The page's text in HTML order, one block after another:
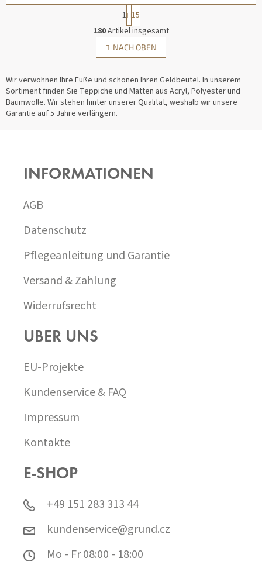
S
T
E
U
R
E
L
E
D
E
P
N
I
E
1 15
180Artikel insgesamt
NACH OBEN
Wir verwöhnen Ihre Füße und schonen Ihren Geldbeutel. In unserem
Sortiment finden Sie Teppiche und Matten aus Acryl, Polyester und
Baumwolle. Wir stehen hinter unserer Qualität, weshalb wir unsere
Garantie auf 5 Jahre verlängern.
INFORMATIONEN
AGB
Datenschutz
Pflegeanleitung und Garantie
Versand & Zahlung
Widerrufsrecht
ÜBER UNS
EU-Projekte
Kundenservice & FAQ
Impressum
Kontakte
E-SHOP
+49 151 283 313 44
kundenservice@grund.cz
Mo - Fr 08:00 - 18:00